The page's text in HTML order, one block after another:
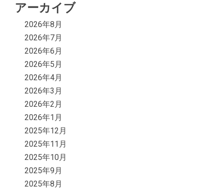
アーカイブ
2026年8月
2026年7月
2026年6月
2026年5月
2026年4月
2026年3月
2026年2月
2026年1月
2025年12月
2025年11月
2025年10月
2025年9月
2025年8月